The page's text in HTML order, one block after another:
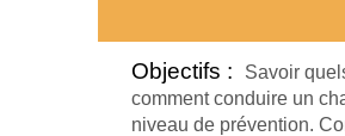
Objectifs :
Savoir
comment conduire un
niveau de prévention.